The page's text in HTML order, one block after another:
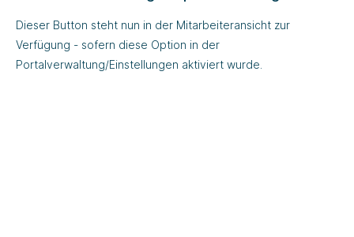
Dieser Button steht nun in der Mitarbeiteransicht zur
Verfügung - sofern diese Option in der
Portalverwaltung/Einstellungen aktiviert wurde.